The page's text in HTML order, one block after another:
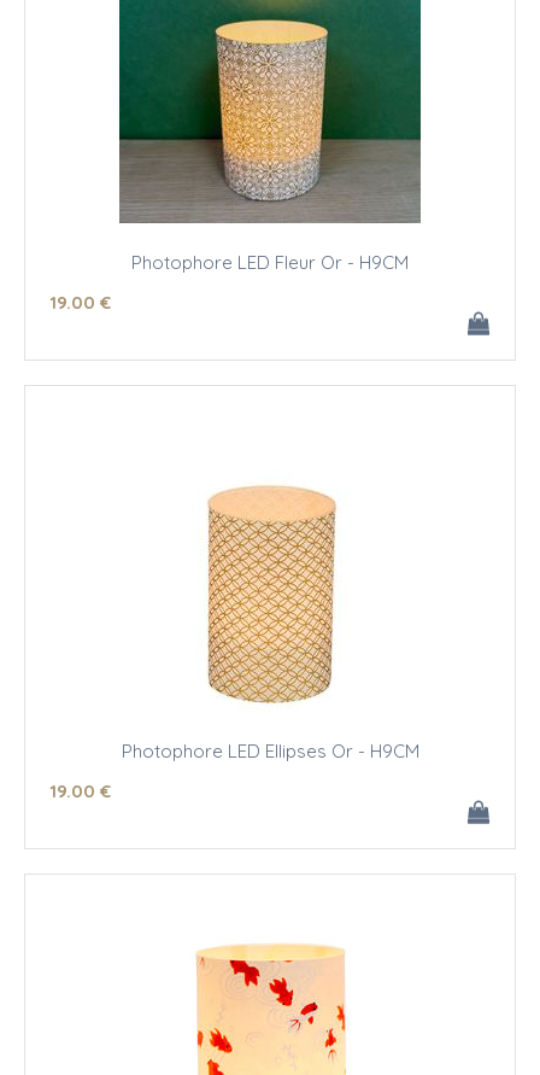
Photophore LED Fleur Or - H9CM
19.00 €
Photophore LED Ellipses Or - H9CM
19.00 €